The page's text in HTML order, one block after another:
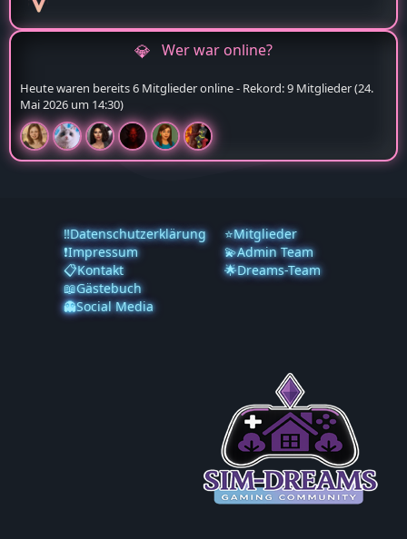
Wer war online?
Heute waren bereits 6 Mitglieder online - Rekord: 9 Mitglieder (24.
Mai 2026 um 14:30)
‼️Datenschutzerklärung
❗️Impressum
📋Kontakt
📖Gästebuch
👻Social Media
⭐Mitglieder
💫Admin Team
🌟Dreams-Team